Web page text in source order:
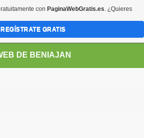
DE BENIAJAN
con PaginaWebGratis.es. ¿Quieres
REGÍSTRATE GRATIS